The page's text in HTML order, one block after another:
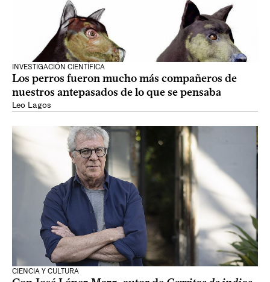
INVESTIGACIÓN CIENTÍFICA
Los perros fueron mucho más compañeros de
nuestros antepasados de lo que se pensaba
Leo Lagos
CIENCIA Y CULTURA